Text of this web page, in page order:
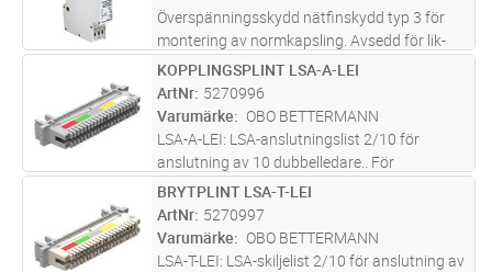
monteringsvänliga,...läs mer
Överspänningsskydd nätfinskydd typ 3 för
montering av normkapsling. Avsedd för lik-
och växelspänningssystem. Med optisk
funktionsindikering. Med monteringsvänliga,
skruvlösa anslutningsklämmor....läs mer
ST Lägg i kundvagn
KOPPLINGSPLINT LSA-A-LEI
ArtNr 5270996
Varumärke
OBO BETTERMANN
LSA-A-LEI: LSA-anslutningslist 2/10 för
anslutning av 10 dubbelledare.. För
användning med skyddselement LSA-B-MAG.
Fästs på monteringsbehållare LSA-M. Färg:
grå. Klämbara diametrar 0,14-0,5 (AWG
mer
ST Lägg i kundvagn
BRYTPLINT LSA-T-LEI
ArtNr 5270997
Varumärke
OBO BETTERMANN
LSA-T-LEI: LSA-skiljelist 2/10 för anslutning av